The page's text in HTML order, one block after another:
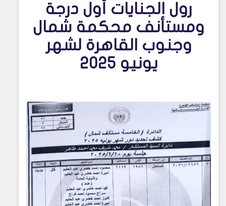
رول الجنايات أول درجة
ومستأنف محكمة شمال
وجنوب القاهرة لشهر
يونيو 2025